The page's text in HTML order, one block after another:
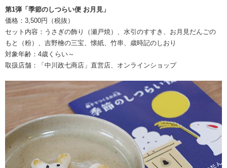
第1弾「季節のしつらい便 お月見」
価格：3,500円（税抜）
セット内容：うさぎの飾り（瀬戸焼）、水引のすすき、お月見だんごの
もと（粉）、吉野檜の三宝、懐紙、竹串、歳時記のしおり
対象年齢：4歳くらい～
取扱店舗：「中川政七商店」直営店、オンラインショップ